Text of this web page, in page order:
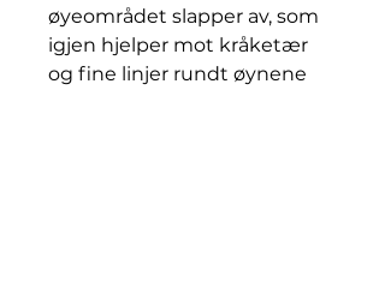
øyeområdet slapper av, som
igjen hjelper mot kråketær
og fine linjer rundt øynene